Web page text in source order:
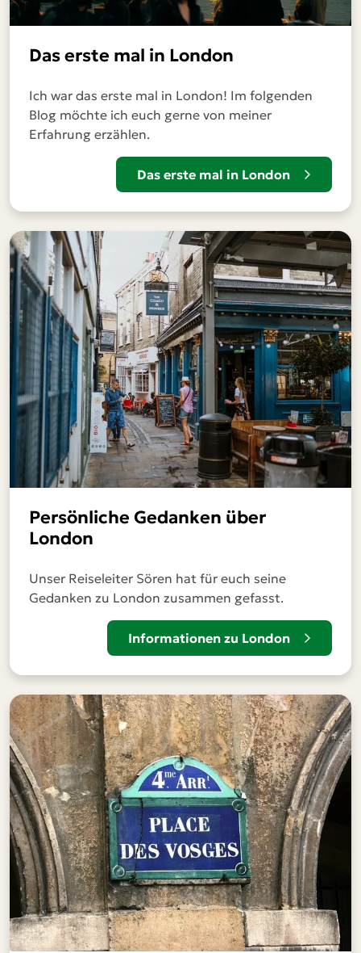
Das erste mal in London
Ich war das erste mal in London! Im folgenden
Blog möchte ich euch gerne von meiner
Erfahrung erzählen.
Das erste mal in London
Persönliche Gedanken über
London
Unser Reiseleiter Sören hat für euch seine
Gedanken zu London zusammen gefasst.
Informationen zu London